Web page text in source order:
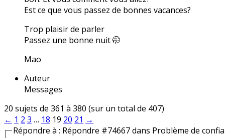
Est ce que vous passez de bonnes vacances?
Trop plaisir de parler
Passez une bonne nuit 🤭
Mao
Auteur
Messages
20 sujets de 361 à 380 (sur un total de 407)
← 1 2 3 … 18 19 20 21 →
Répondre à : Répondre #74667 dans Problème de